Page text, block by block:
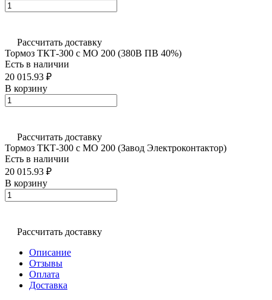
Рассчитать доставку
Тормоз ТКТ-300 с МО 200 (380В ПВ 40%)
Есть в наличии
20 015.93 ₽
В корзину
Рассчитать доставку
Тормоз ТКТ-300 с МО 200 (Завод Электроконтактор)
Есть в наличии
20 015.93 ₽
В корзину
Рассчитать доставку
Описание
Отзывы
Оплата
Доставка